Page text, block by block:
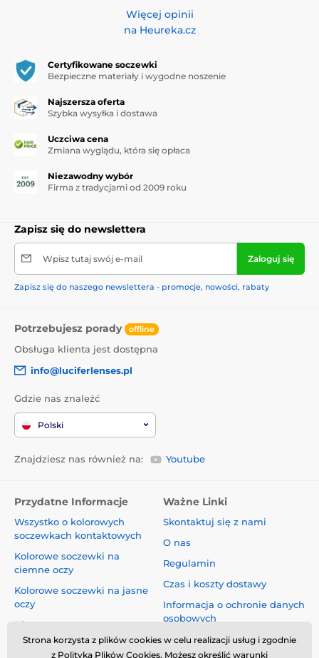
Więcej opinii
na Heureka.cz
Certyfikowane soczewki
Bezpieczne materiały i wygodne noszenie
Najszersza oferta
Szybka wysyłka i dostawa
Uczciwa cena
Zmiana wyglądu, która się opłaca
Niezawodny wybór
Firma z tradycjami od 2009 roku
Zapisz się do newslettera
Wpisz tutaj swój e-mail Zaloguj się
Zapisz się do naszego newslettera - promocje, nowości, rabaty
Potrzebujesz porady offline
Obsługa klienta jest dostępna
info@luciferlenses.pl
Gdzie nas znaleźć
Polski
Znajdziesz nas również na: Youtube
Przydatne Informacje
Wszystko o kolorowych
soczewkach kontaktowych
Kolorowe soczewki na
ciemne oczy
Kolorowe soczewki na jasne
oczy
Blog
Ważne Linki
Skontaktuj się z nami
O nas
Regulamin
Czas i koszty dostawy
Informacja o ochronie danych
osobowych
Reklamacje i Odstąpienie od
Umowy
Strona korzysta z plików cookies w celu realizacji usług i zgodnie
z Polityką Plików Cookies. Możesz określić warunki